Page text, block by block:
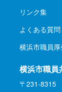
リンク集
よくある質問
横浜市職員
横浜市職員
〒231-8315